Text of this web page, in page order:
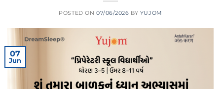
POSTED ON 07/06/2026 BY YUJOM
07
Jun